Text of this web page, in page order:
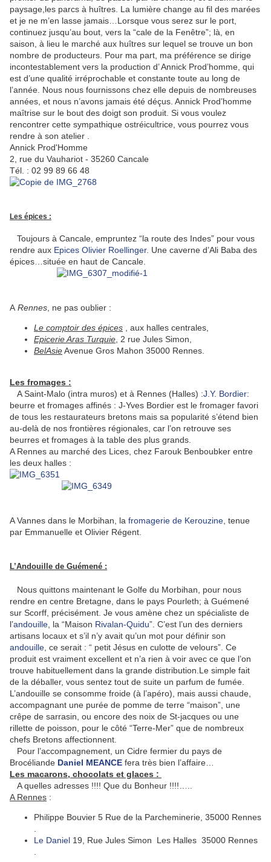
paysage,les parcs à huîtres. La lumière change au fil des marées
et je ne m’en lasse jamais…Lorsque vous serez sur le port,
continuez jusqu’au bout, vers la “cale de la Fenêtre”; là, en
saison, à lieu le marché aux huîtres sur lequel se trouve un bon
nombre de producteurs. Pour ma part, ma préférence se dirige
incontestablement vers la production d’ Annick Prod’homme, qui
est d’une qualité irréprochable et constante toute au long de
l’année. Nous nous fournissons chez elle depuis de nombreuses
années, et nous n’avons jamais été déçus. Annick Prod’homme
maîtrise sur le bout des doigt son produit. Si vous voulez
rencontrer cette sympathique ostréicultrice, vous pourrez vous
rendre à son atelier .
Annick Prod'Homme
2, rue du Vauhariot - 35260 Cancale
Tél. : 02 99 89 66 48
Les épices :
Toujours à Cancale, empruntez “la route des Indes” pour vous
rendre aux Epices Olivier Roellinger. Une caverne d’Ali Baba des
épices…située en haut de Cancale.
A Rennes , ne pas oublier :
Le comptoir des épices , aux halles centrales,
Epicerie Aras Turquie , 2 rue Jules Simon,
BelAsieAvenue Gros Mahon 35000 Rennes.
Les fromages :
A Saint-Malo (intra muros) et à Rennes (Halles) :J.Y. Bordier:
beurre et fromages affinés : J-Yves Bordier est le fromager favori
de tous les restaurateurs bretons mais sa popularité s’étend bien
au-delà de nos frontières régionales, car l’on retrouve ses
beurres et fromages à la table des plus grands.
A Rennes au marché des Lices, chez Farouk Benboubker entre
les deux halles :
A Vannes dans le Morbihan, la fromagerie de Kerouzine , tenue
par Emmanuelle et Olivier Régent.
L’Andouille de Guémené :
Nous quittons maintenant le Golfe du Morbihan, pour nous
rendre en centre Bretagne, dans le pays Pourleth; à Guémené
sur Scorff, précisément. Je vous amène chez un spécialiste de
l’andouille , la “Maison Rivalan-Quidu”. C’est l’un des derniers
artisans locaux et s’il n’y avait qu’un mot pour définir son
andouille , ce serait : “ petit Jésus en culotte de velours”. Ce
produit est vraiment excellent et n’a rien à voir avec ce que l’on
trouve habituellement dans la grande distribution.Le simple fait
de la déballer, vous sentez tout de suite un parfum de fumée.
L’andouille se consomme froide (à l’apéro), mais aussi chaude,
accompagnant une purée de pomme de terre “maison”, une
crêpe de sarrasin, ou encore des noix de St-jacques ou une
rillette de poisson, pour le côté “Terre-Mer” que de nombreux
chefs Bretons affectionnent.
Pour l’accompagnement, un Cidre fermier du pays de
Brocéliande Daniel MEANCE fera très bien l’affaire…
Les macarons, chocolats et glaces :
A quelles adresses !!!! Que du Bonheur !!!!…..
A Rennes :
Philippe Bouvier 5 Rue de la Parcheminerie, 35000 Rennes
Le Daniel 19, Rue Jules Simon Les Halles 35000 Rennes